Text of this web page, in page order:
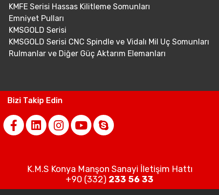
KMFE Serisi Hassas Kilitleme Somunları
Emniyet Pulları
KMSGOLD Serisi
KMSGOLD Serisi CNC Spindle ve Vidalı Mil Uç Somunları
Rulmanlar ve Diğer Güç Aktarım Elemanları
Bizi Takip Edin
K.M.S Konya Manşon Sanayi İletişim Hattı
+90 (332) 233 56 33